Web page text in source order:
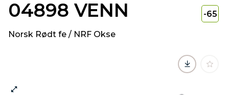
04898 VENN
Norsk Rødt fe / NRF Okse
-65